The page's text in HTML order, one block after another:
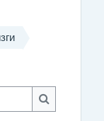
Search